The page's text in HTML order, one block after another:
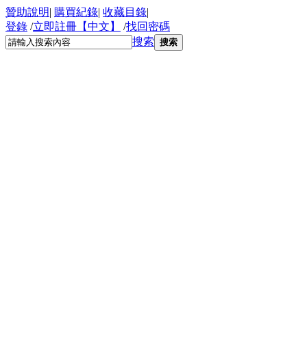
贊助說明| 購買紀錄| 收藏目錄|
登錄 /立即註冊【中文】 /找回密碼
搜索 搜索